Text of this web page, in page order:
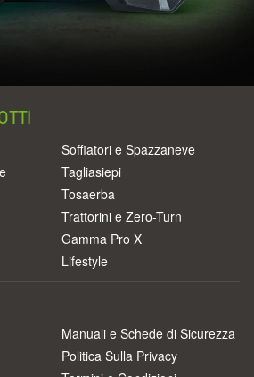
Soffiatori e Spazzaneve
Tagliasiepi
Tosaerba
Trattorini e Zero-Turn
Gamma Pro X
Lifestyle
Manuali e Schede di Sicurezza
Politica Sulla Privacy